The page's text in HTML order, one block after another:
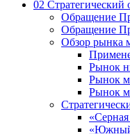
02 Стратегический
Обращение
Обращение
Обзор рынка
Рынок
Рынок
Рынок
«Южный